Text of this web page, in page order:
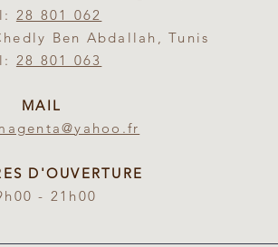
28 801 062
Ben Abdallah, Tunis
28 801 063
MAIL
D'OUVERTURE
- 21h00